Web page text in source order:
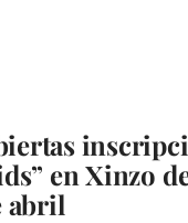
en Xinzo
abril